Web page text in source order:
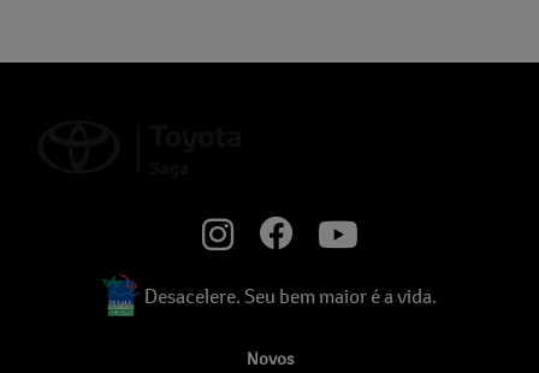
Desacelere. Seu bem maior é a vida.
Novos